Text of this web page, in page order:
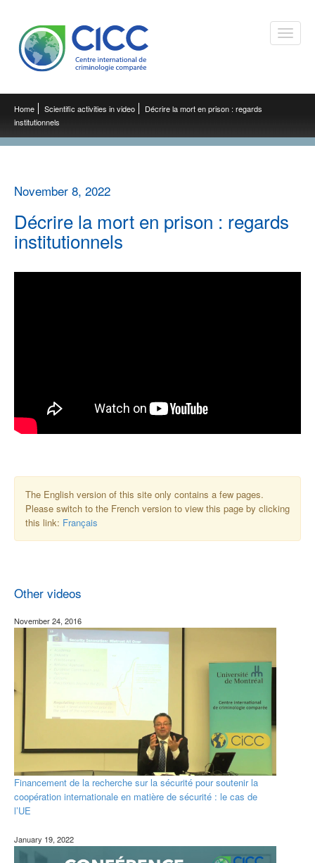
Toggle
Home Scientific activities in video
Décrire la mort en prison : regards
institutionnels
November 8, 2022
Décrire la mort en prison : regards
institutionnels
The English version of this site only contains a few pages.
Please switch to the French version to view this page by clicking
this link: Français
Other videos
November 24, 2016
Financement de la recherche sur la sécurité pour soutenir la
coopération internationale en matière de sécurité : le cas de
l’UE
January 19, 2022